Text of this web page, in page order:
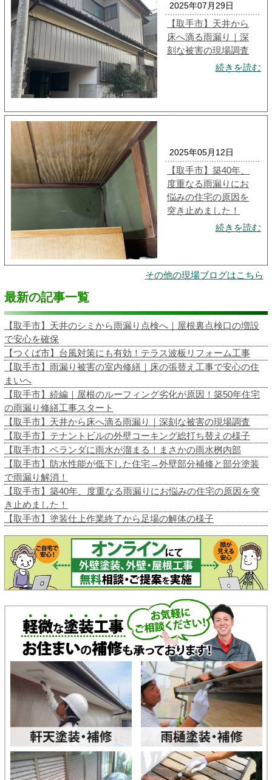
2025年07月29日
【取手市】天井から
床へ滴る雨漏り｜深
刻な被害の現場調査
続きを読む
2025年05月12日
【取手市】築40年、
度重なる雨漏りにお
悩みの住宅の原因を
突き止めました！
続きを読む
その他の現場ブログはこちら
最新の記事一覧
【取手市】天井のシミから雨漏り点検へ｜屋根裏点検口の増設
で安心を確保
【つくば市】台風対策にも有効！テラス波板リフォーム工事
【取手市】雨漏り被害の室内修繕｜床の張替え工事で安心の住
まいへ
【取手市】続編｜屋根のルーフィング劣化が原因！築50年住宅
の雨漏り修繕工事スタート
【取手市】天井から床へ滴る雨漏り｜深刻な被害の現場調査
【取手市】テナントビルの外壁コーキング総打ち替えの様子
【取手市】ベランダに雨水が溜まる！まさかの雨水桝内部
【取手市】防水性能が低下した住宅→外壁部分補修と部分塗装
で雨漏り解消！
【取手市】築40年、度重なる雨漏りにお悩みの住宅の原因を突
き止めました！
【取手市】塗装仕上作業終了から足場の解体の様子